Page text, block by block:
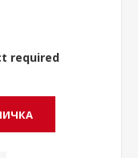
required